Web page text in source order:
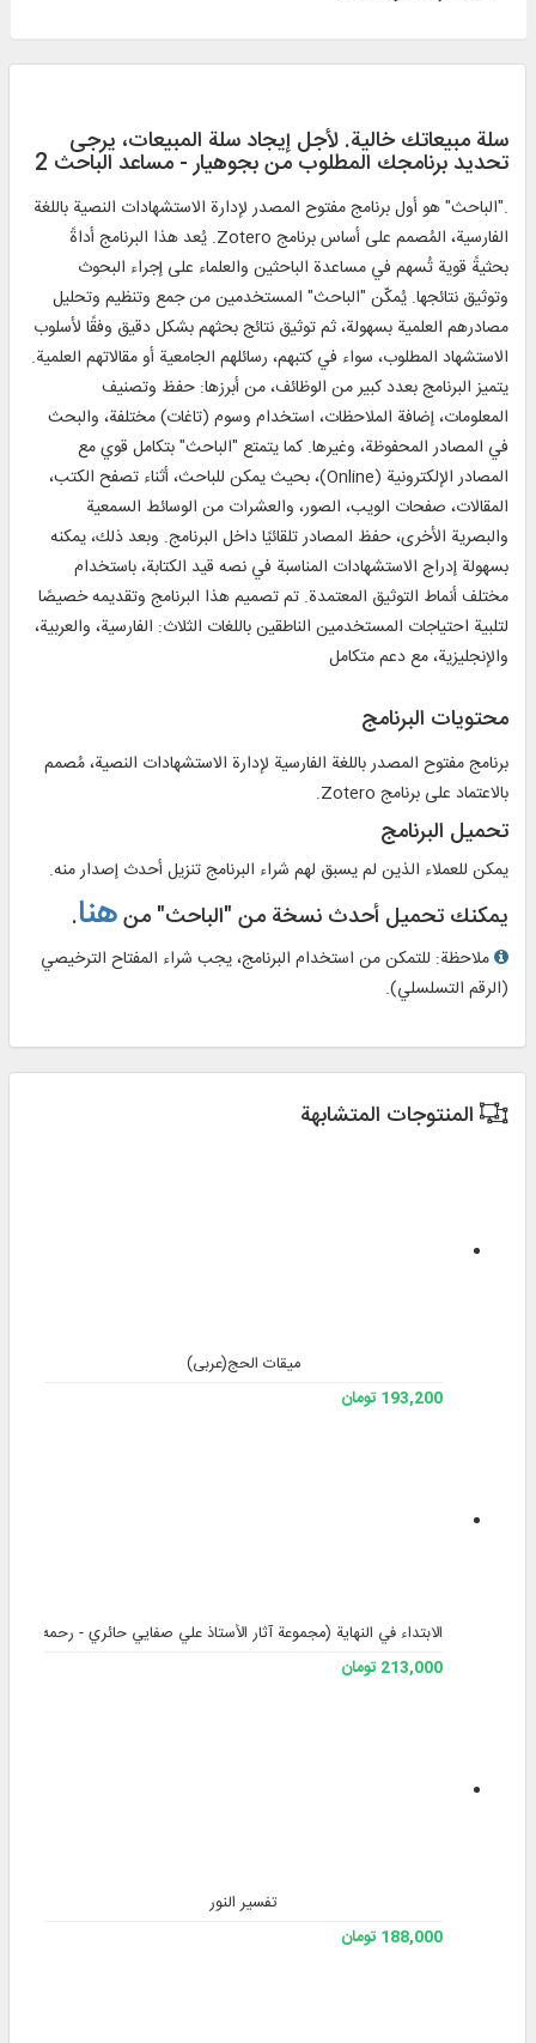
سلة مبيعاتك خالية. لأجل إيجاد سلة المبيعات، يرجی
تحديد برنامجك المطلوب من بجوهيار - مساعد الباحث 2
."الباحث" هو أول برنامج مفتوح المصدر لإدارة الاستشهادات النصية باللغة
الفارسية، المُصمم على أساس برنامج Zotero. يُعد هذا البرنامج أداةً
بحثيةً قوية تُسهم في مساعدة الباحثين والعلماء على إجراء البحوث
وتوثيق نتائجها. يُمكّن "الباحث" المستخدمين من جمع وتنظيم وتحليل
مصادرهم العلمية بسهولة، ثم توثيق نتائج بحثهم بشكل دقيق وفقًا لأسلوب
الاستشهاد المطلوب، سواء في كتبهم، رسائلهم الجامعية أو مقالاتهم العلمية.
يتميز البرنامج بعدد كبير من الوظائف، من أبرزها: حفظ وتصنيف
المعلومات، إضافة الملاحظات، استخدام وسوم (تاغات) مختلفة، والبحث
في المصادر المحفوظة، وغيرها. كما يتمتع "الباحث" بتكامل قوي مع
المصادر الإلكترونية (Online)، بحيث يمكن للباحث، أثناء تصفح الكتب،
المقالات، صفحات الويب، الصور، والعشرات من الوسائط السمعية
والبصرية الأخرى، حفظ المصادر تلقائيًا داخل البرنامج. وبعد ذلك، يمكنه
بسهولة إدراج الاستشهادات المناسبة في نصه قيد الكتابة، باستخدام
مختلف أنماط التوثيق المعتمدة. تم تصميم هذا البرنامج وتقديمه خصيصًا
لتلبية احتياجات المستخدمين الناطقين باللغات الثلاث: الفارسية، والعربية،
والإنجليزية، مع دعم متكامل
محتويات البرنامج
برنامج مفتوح المصدر باللغة الفارسية لإدارة الاستشهادات النصية، مُصمم
بالاعتماد على برنامج Zotero.
تحميل البرنامج
يمكن للعملاء الذين لم يسبق لهم شراء البرنامج تنزيل أحدث إصدار منه.
يمكنك تحميل أحدث نسخة من "الباحث" منهنا.
ملاحظة: للتمكن من استخدام البرنامج، يجب شراء المفتاح الترخيصي
(الرقم التسلسلي).
المنتوجات المتشابهة
میقات الحج(عربی)
193,200 تومان
الابتداء في النهاية (مجموعة آثار الأستاذ علي صفايي حائري - رحمه الله) -
213,000 تومان
تفسیر النور
188,000 تومان